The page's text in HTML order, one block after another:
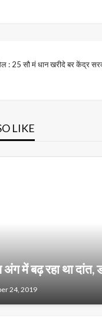
: 25 सौ मं धान खरीदे बर केंद्र
LIKE
में बढ़ रहा था दांत,
24, 2019